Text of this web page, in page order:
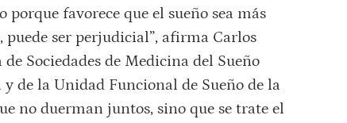
porque favorece que el sueño sea más
ser perjudicial”, afirma Carlos
Sociedades de Medicina del Sueño
de la Unidad Funcional de Sueño de la
no duerman juntos, sino que se trate el